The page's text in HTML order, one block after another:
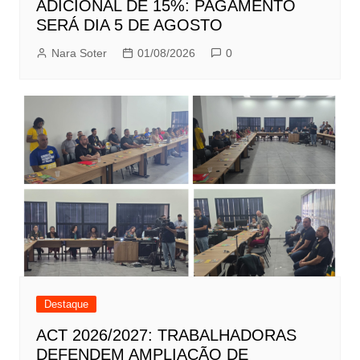
ADICIONAL DE 15%: PAGAMENTO
SERÁ DIA 5 DE AGOSTO
Nara Soter 01/08/2026 0
Destaque
ACT 2026/2027: TRABALHADORAS
DEFENDEM AMPLIAÇÃO DE